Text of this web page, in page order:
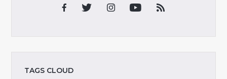
TAGS CLOUD